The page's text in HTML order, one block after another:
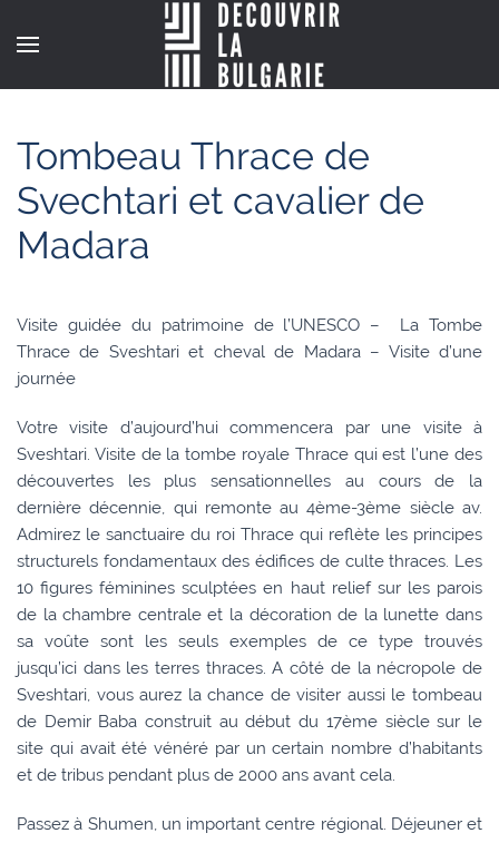
Tombeau Thrace de
Svechtari et cavalier de
Madara
Visite guidée du patrimoine de l’UNESCO – La Tombe
Thrace de Sveshtari et cheval de Madara – Visite d’une
journée
Votre visite d’aujourd’hui commencera par une visite à
Sveshtari. Visite de la tombe royale Thrace qui est l’une des
découvertes les plus sensationnelles au cours de la
dernière décennie, qui remonte au 4ème-3ème siècle av.
Admirez le sanctuaire du roi Thrace qui reflète les principes
structurels fondamentaux des édifices de culte thraces. Les
10 figures féminines sculptées en haut relief sur les parois
de la chambre centrale et la décoration de la lunette dans
sa voûte sont les seuls exemples de ce type trouvés
jusqu’ici dans les terres thraces. A côté de la nécropole de
Sveshtari, vous aurez la chance de visiter aussi le tombeau
de Demir Baba construit au début du 17ème siècle sur le
site qui avait été vénéré par un certain nombre d’habitants
et de tribus pendant plus de 2000 ans avant cela.
Passez à Shumen, un important centre régional. Déjeuner et